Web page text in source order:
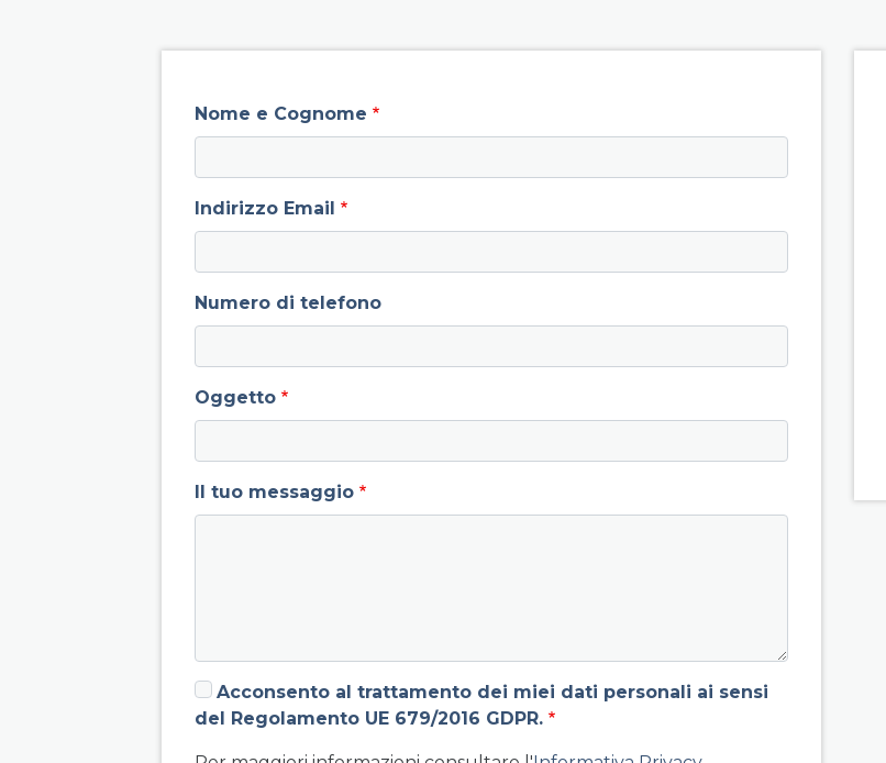
field group left
Nome e Cognome
Indirizzo Email
Numero di telefono
Oggetto
Il tuo messaggio
Acconsento al trattamento dei miei dati personali ai sensi
del Regolamento UE 679/2016 GDPR.